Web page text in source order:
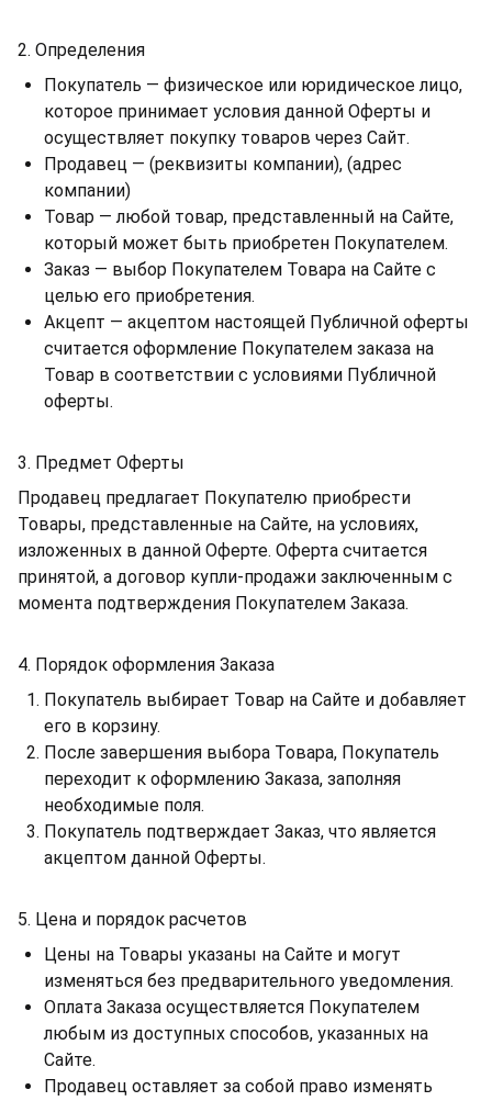
2. Определения
Покупатель — физическое или юридическое лицо,
которое принимает условия данной Оферты и
осуществляет покупку товаров через Сайт.
Продавец — (реквизиты компании), (адрес
компании)
Товар — любой товар, представленный на Сайте,
который может быть приобретен Покупателем.
Заказ — выбор Покупателем Товара на Сайте с
целью его приобретения.
Акцепт — акцептом настоящей Публичной оферты
считается оформление Покупателем заказа на
Товар в соответствии с условиями Публичной
оферты.
3. Предмет Оферты
Продавец предлагает Покупателю приобрести
Товары, представленные на Сайте, на условиях,
изложенных в данной Оферте. Оферта считается
принятой, а договор купли-продажи заключенным с
момента подтверждения Покупателем Заказа.
4. Порядок оформления Заказа
Покупатель выбирает Товар на Сайте и добавляет
его в корзину.
После завершения выбора Товара, Покупатель
переходит к оформлению Заказа, заполняя
необходимые поля.
Покупатель подтверждает Заказ, что является
акцептом данной Оферты.
5. Цена и порядок расчетов
Цены на Товары указаны на Сайте и могут
изменяться без предварительного уведомления.
Оплата Заказа осуществляется Покупателем
любым из доступных способов, указанных на
Сайте.
Продавец оставляет за собой право изменять